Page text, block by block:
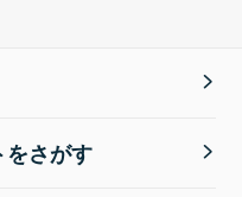
をさがす